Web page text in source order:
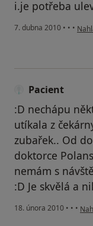
i.je potřeba
7. dubna 2010 • • •
Pacient
:D nechápu
utíkala z
zubařek.. Od
doktorce
nemám s
:D Je skvělá a
18. února 2010 • • •